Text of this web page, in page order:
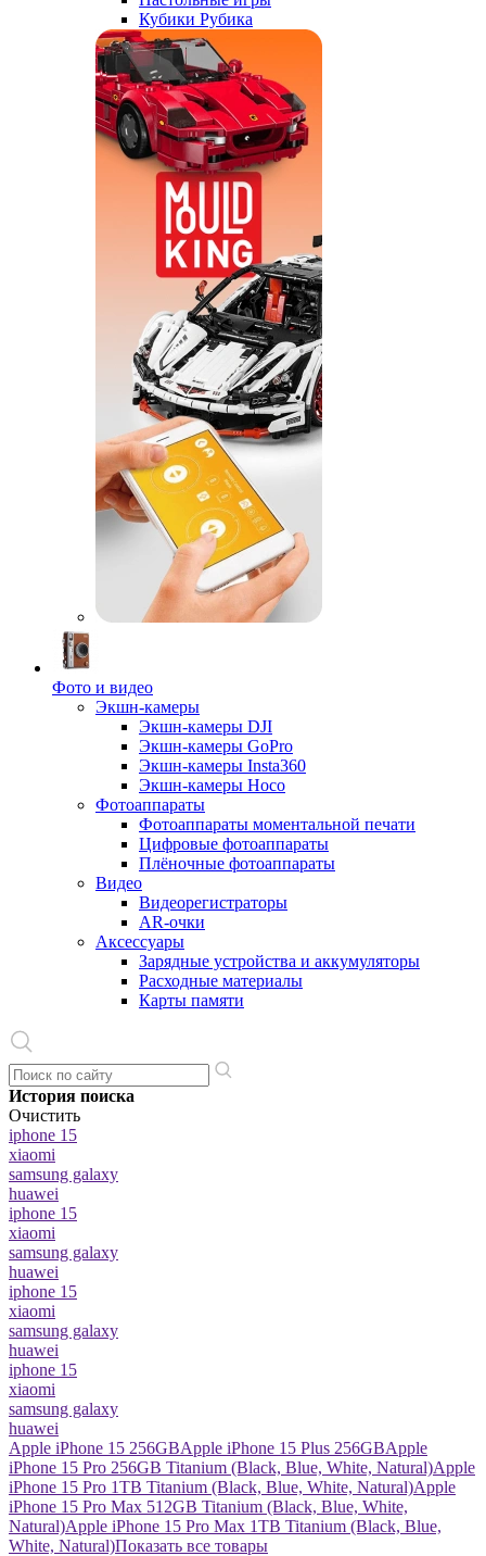
Кубики Рубика
Фото и видео
Экшн-камеры
Экшн-камеры DJI
Экшн-камеры GoPro
Экшн-камеры Insta360
Экшн-камеры Hoco
Фотоаппараты
Фотоаппараты моментальной печати
Цифровые фотоаппараты
Плёночные фотоаппараты
Видео
Видеорегистраторы
AR-очки
Аксессуары
Зарядные устройства и аккумуляторы
Расходные материалы
Карты памяти
История поиска
Очистить
iphone 15
xiaomi
samsung galaxy
huawei
iphone 15
xiaomi
samsung galaxy
huawei
iphone 15
xiaomi
samsung galaxy
huawei
iphone 15
xiaomi
samsung galaxy
huawei
Apple iPhone 15 256GBApple iPhone 15 Plus 256GBApple
iPhone 15 Pro 256GB Titanium (Black, Blue, White, Natural)Apple
iPhone 15 Pro 1TB Titanium (Black, Blue, White, Natural)Apple
iPhone 15 Pro Max 512GB Titanium (Black, Blue, White,
Natural)Apple iPhone 15 Pro Max 1TB Titanium (Black, Blue,
White, Natural)Показать все товары